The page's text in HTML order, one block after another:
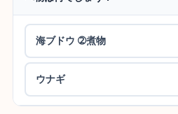
海ブドウ ➁煮物
ウナギ